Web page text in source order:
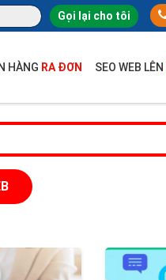
Gọi lại cho tôi
HÀNG RA ĐƠN SEO WEB LÊN